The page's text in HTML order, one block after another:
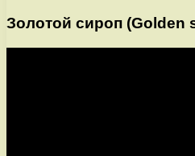
Золотой сироп (Golden